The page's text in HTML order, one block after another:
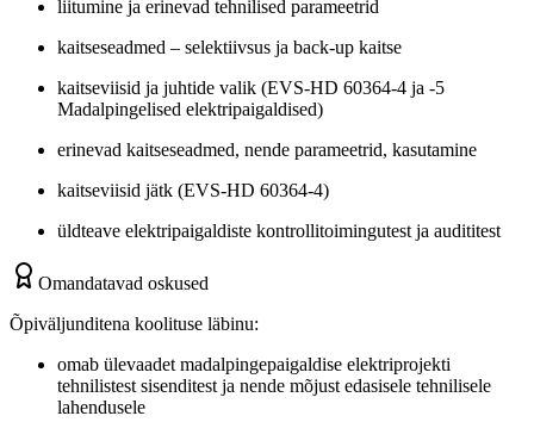
liitumine ja erinevad tehnilised parameetrid
kaitseseadmed – selektiivsus ja back-up kaitse
kaitseviisid ja juhtide valik (EVS-HD 60364-4 ja -5
Madalpingelised elektripaigaldised)
erinevad kaitseseadmed, nende parameetrid, kasutamine
kaitseviisid jätk (EVS-HD 60364-4)
üldteave elektripaigaldiste kontrollitoimingutest ja audititest
Omandatavad oskused
Õpiväljunditena koolituse läbinu:
omab ülevaadet madalpingepaigaldise elektriprojekti
tehnilistest sisenditest ja nende mõjust edasisele tehnilisele
lahendusele